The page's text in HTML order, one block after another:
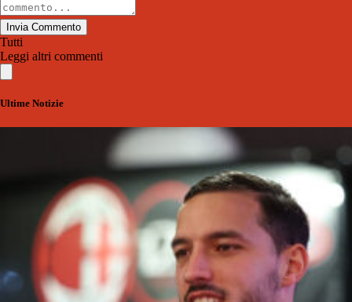
Invia Commento
Tutti
Leggi altri commenti
Ultime Notizie